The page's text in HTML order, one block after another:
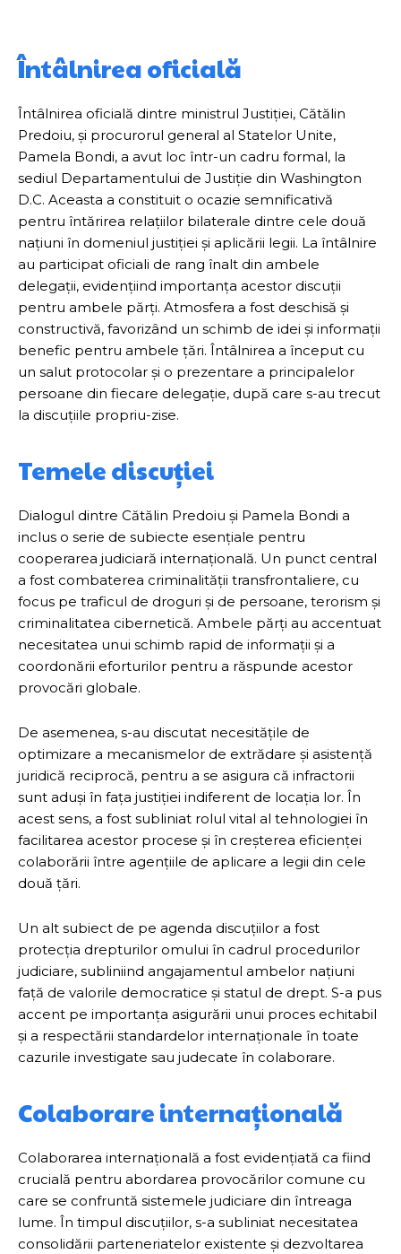
Întâlnirea oficială
Întâlnirea oficială dintre ministrul Justiției, Cătălin
Predoiu, și procurorul general al Statelor Unite,
Pamela Bondi, a avut loc într-un cadru formal, la
sediul Departamentului de Justiție din Washington
D.C. Aceasta a constituit o ocazie semnificativă
pentru întărirea relațiilor bilaterale dintre cele două
națiuni în domeniul justiției și aplicării legii. La întâlnire
au participat oficiali de rang înalt din ambele
delegații, evidențiind importanța acestor discuții
pentru ambele părți. Atmosfera a fost deschisă și
constructivă, favorizând un schimb de idei și informații
benefic pentru ambele țări. Întâlnirea a început cu
un salut protocolar și o prezentare a principalelor
persoane din fiecare delegație, după care s-au trecut
la discuțiile propriu-zise.
Temele discuției
Dialogul dintre Cătălin Predoiu și Pamela Bondi a
inclus o serie de subiecte esențiale pentru
cooperarea judiciară internațională. Un punct central
a fost combaterea criminalității transfrontaliere, cu
focus pe traficul de droguri și de persoane, terorism și
criminalitatea cibernetică. Ambele părți au accentuat
necesitatea unui schimb rapid de informații și a
coordonării eforturilor pentru a răspunde acestor
provocări globale.
De asemenea, s-au discutat necesitățile de
optimizare a mecanismelor de extrădare și asistență
juridică reciprocă, pentru a se asigura că infractorii
sunt aduși în fața justiției indiferent de locația lor. În
acest sens, a fost subliniat rolul vital al tehnologiei în
facilitarea acestor procese și în creșterea eficienței
colaborării între agențiile de aplicare a legii din cele
două țări.
Un alt subiect de pe agenda discuțiilor a fost
protecția drepturilor omului în cadrul procedurilor
judiciare, subliniind angajamentul ambelor națiuni
față de valorile democratice și statul de drept. S-a pus
accent pe importanța asigurării unui proces echitabil
și a respectării standardelor internaționale în toate
cazurile investigate sau judecate în colaborare.
Colaborare internațională
Colaborarea internațională a fost evidențiată ca fiind
crucială pentru abordarea provocărilor comune cu
care se confruntă sistemele judiciare din întreaga
lume. În timpul discuțiilor, s-a subliniat necesitatea
consolidării parteneriatelor existente și dezvoltarea